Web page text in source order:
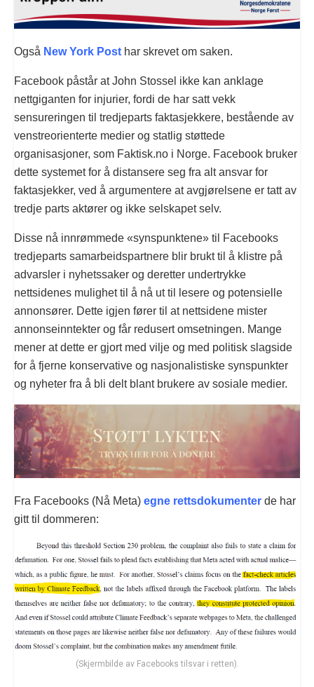
Også New York Post har skrevet om saken.
Facebook påstår at John Stossel ikke kan anklage
nettgiganten for injurier, fordi de har satt vekk
sensureringen til tredjeparts faktasjekkere, bestående av
venstreorienterte medier og statlig støttede
organisasjoner, som Faktisk.no i Norge. Facebook bruker
dette systemet for å distansere seg fra alt ansvar for
faktasjekker, ved å argumentere at avgjørelsene er tatt av
tredje parts aktører og ikke selskapet selv.
Disse nå innrømmede «synspunktene» til Facebooks
tredjeparts samarbeidspartnere blir brukt til å klistre på
advarsler i nyhetssaker og deretter undertrykke
nettsidenes mulighet til å nå ut til lesere og potensielle
annonsører. Dette igjen fører til at nettsidene mister
annonseinntekter og får redusert omsetningen. Mange
mener at dette er gjort med vilje og med politisk slagside
for å fjerne konservative og nasjonalistiske synspunkter
og nyheter fra å bli delt blant brukere av sosiale medier.
Fra Facebooks (Nå Meta) egne rettsdokumenter de har
gitt til dommeren:
(Skjermbilde av Facebooks tilsvar i retten).